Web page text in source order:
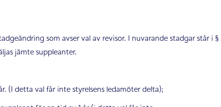
som avser val av revisor. I nuvarande stadgar står i §
jämte suppleanter.
detta val får inte styrelsens ledamöter delta);